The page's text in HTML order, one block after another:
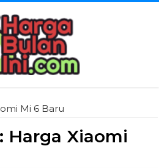
Mi 6 Baru
Harga Xiaomi